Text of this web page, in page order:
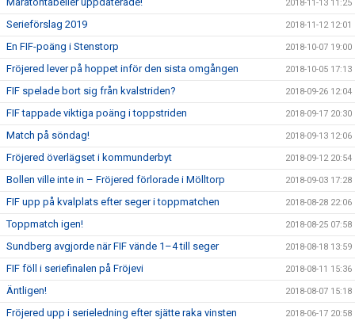
2018-11-13 11:25
Serieförslag 2019 2018-11-12 12:01
En FIF-poäng i Stenstorp 2018-10-07 19:00
Fröjered lever på hoppet inför den sista omgången 2018-10-05 17:13
FIF spelade bort sig från kvalstriden? 2018-09-26 12:04
FIF tappade viktiga poäng i toppstriden 2018-09-17 20:30
Match på söndag! 2018-09-13 12:06
Fröjered överlägset i kommunderbyt 2018-09-12 20:54
Bollen ville inte in – Fröjered förlorade i Mölltorp 2018-09-03 17:28
FIF upp på kvalplats efter seger i toppmatchen 2018-08-28 22:06
Toppmatch igen! 2018-08-25 07:58
Sundberg avgjorde när FIF vände 1–4 till seger 2018-08-18 13:59
FIF föll i seriefinalen på Fröjevi 2018-08-11 15:36
Äntligen! 2018-08-07 15:18
Fröjered upp i serieledning efter sjätte raka vinsten 2018-06-17 20:58